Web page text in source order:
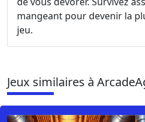
mangeant pour devenir la
jeu.
Jeux similaires à